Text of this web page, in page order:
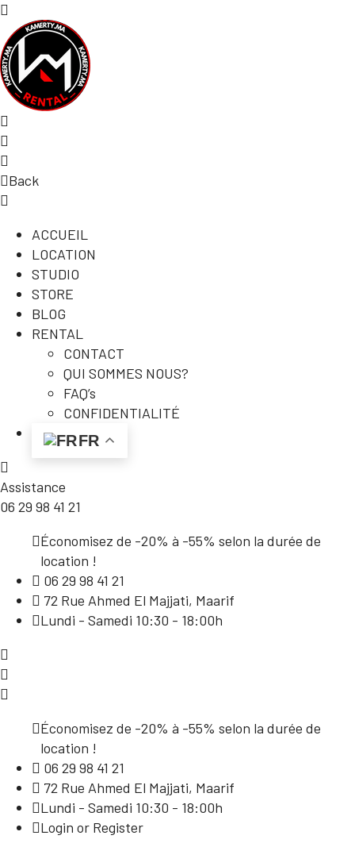
Back
ACCUEIL
LOCATION
STUDIO
STORE
BLOG
RENTAL
CONTACT
QUI SOMMES NOUS?
FAQ’s
CONFIDENTIALITÉ
FR
Assistance
06 29 98 41 21
Économisez de -20% à -55% selon la durée de
location !
06 29 98 41 21
72 Rue Ahmed El Majjati, Maarif
Lundi - Samedi 10:30 - 18:00h
Économisez de -20% à -55% selon la durée de
location !
06 29 98 41 21
72 Rue Ahmed El Majjati, Maarif
Lundi - Samedi 10:30 - 18:00h
Login or Register